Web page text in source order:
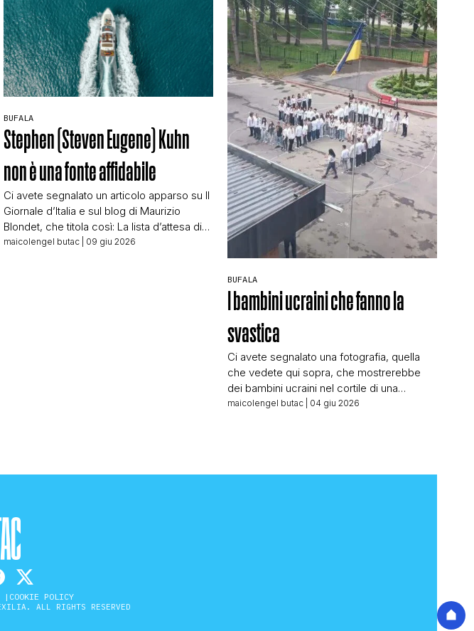
BUFALA
Stephen (Steven Eugene) Kuhn
non è una fonte affidabile
Ci avete segnalato un articolo apparso su Il
Giornale d’Italia e sul blog di Maurizio
Blondet, che titola così: La lista d’attesa di
quattro anni per l’acquisto di superyacht è
maicolengel butac | 09 giu 2026
BUFALA
I bambini ucraini che fanno la
svastica
Ci avete segnalato una fotografia, quella
che vedete qui sopra, che mostrerebbe
dei bambini ucraini nel cortile di una
supposta scuola in Ucraina formare una
maicolengel butac | 04 giu 2026
COOKIE POLICY
ALL RIGHTS RESERVED